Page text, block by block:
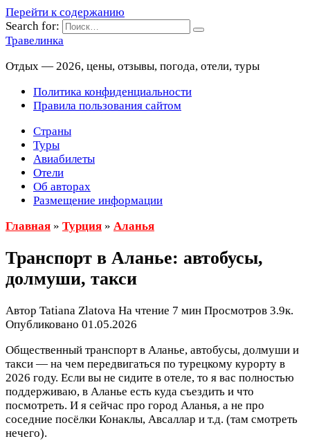
Перейти к содержанию
Search for:
Травелинка
Отдых — 2026, цены, отзывы, погода, отели, туры
Политика конфиденциальности
Правила пользования сайтом
Страны
Туры
Авиабилеты
Отели
Об авторах
Размещение информации
Главная » Турция » Аланья
Транспорт в Аланье: автобусы,
долмуши, такси
Автор Tatiana Zlatova На чтение 7 мин Просмотров 3.9к.
Опубликовано 01.05.2026
Общественный транспорт в Аланье, автобусы, долмуши и
такси — на чем передвигаться по турецкому курорту в
2026 году. Если вы не сидите в отеле, то я вас полностью
поддерживаю, в Аланье есть куда съездить и что
посмотреть. И я сейчас про город Аланья, а не про
соседние посёлки Конаклы, Авсаллар и т.д. (там смотреть
нечего).